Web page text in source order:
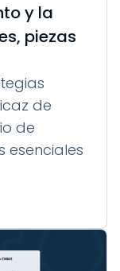
y la
piezas
de
de
esenciales